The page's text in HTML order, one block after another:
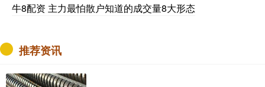
牛8配资 主力最怕散户知道的成交量8大形态
推荐资讯